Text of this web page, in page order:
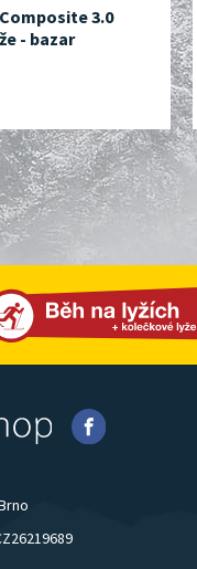
3.0
- bazar